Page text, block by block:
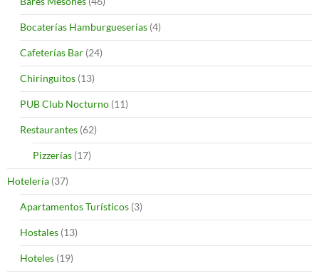
Bocaterías Hamburgueserías (4)
Cafeterías Bar (24)
Chiringuitos (13)
PUB Club Nocturno (11)
Restaurantes (62)
Pizzerías (17)
Hotelería (37)
Apartamentos Turísticos (3)
Hostales (13)
Hoteles (19)